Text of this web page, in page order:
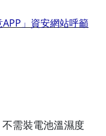
」資安網站呼籲
不需裝電池溫濕度